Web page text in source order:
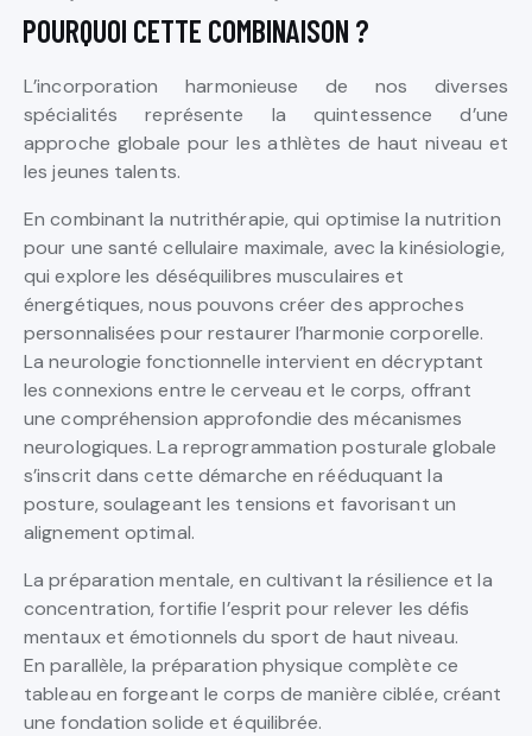
POURQUOI CETTE COMBINAISON ?
L’incorporation harmonieuse de nos diverses
spécialités représente la quintessence d’une
approche globale pour les athlètes de haut niveau et
les jeunes talents.
En combinant la nutrithérapie, qui optimise la nutrition
pour une santé cellulaire maximale, avec la kinésiologie,
qui explore les déséquilibres musculaires et
énergétiques, nous pouvons créer des approches
personnalisées pour restaurer l’harmonie corporelle.
La neurologie fonctionnelle intervient en décryptant
les connexions entre le cerveau et le corps, offrant
une compréhension approfondie des mécanismes
neurologiques. La reprogrammation posturale globale
s’inscrit dans cette démarche en rééduquant la
posture, soulageant les tensions et favorisant un
alignement optimal.
La préparation mentale, en cultivant la résilience et la
concentration, fortifie l’esprit pour relever les défis
mentaux et émotionnels du sport de haut niveau.
En parallèle, la préparation physique complète ce
tableau en forgeant le corps de manière ciblée, créant
une fondation solide et équilibrée.